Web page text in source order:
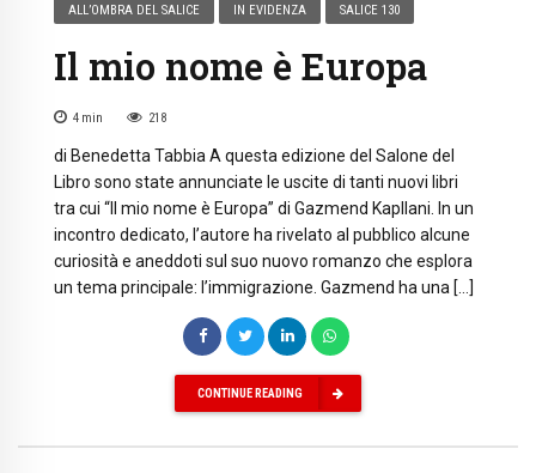
ALL’OMBRA DEL SALICE IN EVIDENZA SALICE 130
Il mio nome è Europa
4 min 218
di Benedetta Tabbia A questa edizione del Salone del
Libro sono state annunciate le uscite di tanti nuovi libri
tra cui “Il mio nome è Europa” di Gazmend Kapllani. In un
incontro dedicato, l’autore ha rivelato al pubblico alcune
curiosità e aneddoti sul suo nuovo romanzo che esplora
un tema principale: l’immigrazione. Gazmend ha una […]
CONTINUE READING